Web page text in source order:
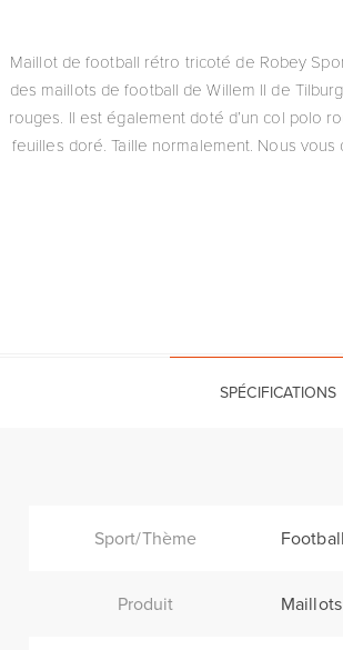
Maillot de football rétro tricoté de Robey
des maillots de football de Willem II de
rouges. Il est également doté d’un col polo
feuilles doré. Taille normalement. Nous
SPÉCIFICATIONS
Sport/Thème Football
Produit